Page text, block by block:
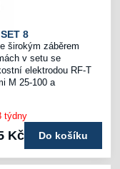
8
širokým záběrem
v setu se
elektrodou RF-T
M 25-100 a
týdny
Kč Do košíku